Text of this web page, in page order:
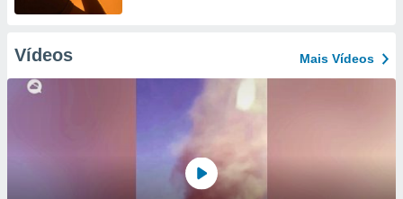
Vídeos Mais Vídeos